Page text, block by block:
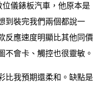
儀錶板汽車，他原本是
到裝完我們兩個都說一
反應速度明顯比其他同價
不會卡、觸控也很靈敏。
比我預期還柔和。缺點是